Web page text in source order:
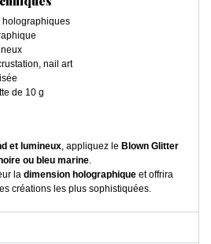
holographiques
nail art
de 10 g
et lumineux, appliquez le Blown Glitter
ou bleu marine.
la dimension holographique et offrira
créations les plus sophistiquées.